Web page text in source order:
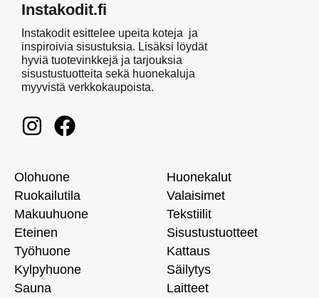
Instakodit.fi
Instakodit esittelee upeita koteja ja
inspiroivia sisustuksia. Lisäksi löydät
hyviä tuotevinkkejä ja tarjouksia
sisustustuotteita sekä huonekaluja
myyvistä verkkokaupoista.
Olohuone
Ruokailutila
Makuuhuone
Eteinen
Työhuone
Kylpyhuone
Sauna
Huonekalut
Valaisimet
Tekstiilit
Sisustustuotteet
Kattaus
Säilytys
Laitteet